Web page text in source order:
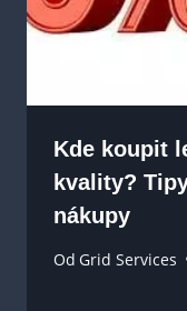
Kde koupit
kvality?
nákupy
Od Grid Services